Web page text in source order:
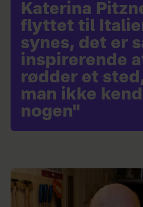
Katerina
flyttet til
synes, det er
inspirerende
rødder et
man ikke
nogen"